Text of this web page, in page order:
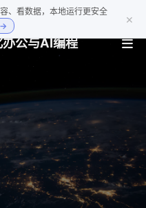
、看数据，本地运行更安全
×
公与AI编程